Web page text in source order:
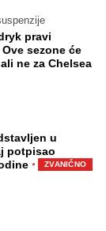
pravi
sezone će
ne za Chelsea
u
potpisao
· ZVANIČNO